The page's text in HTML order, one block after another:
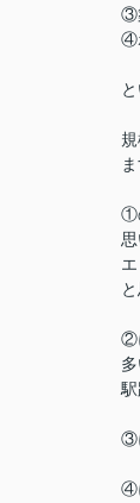
③
④
ま
①
思
②
③
④